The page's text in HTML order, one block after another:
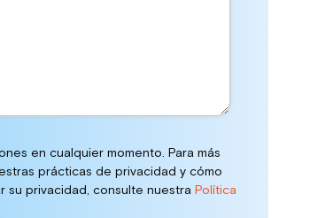
en cualquier momento. Para más
prácticas de privacidad y cómo
su privacidad, consulte nuestra Política